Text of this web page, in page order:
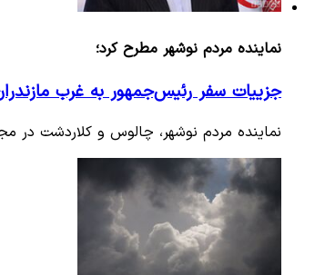
نماینده مردم نوشهر مطرح کرد؛
جزییات سفر رئیس‌جمهور به غرب
نماینده مردم نوشهر، چالوس و کلاردشت در